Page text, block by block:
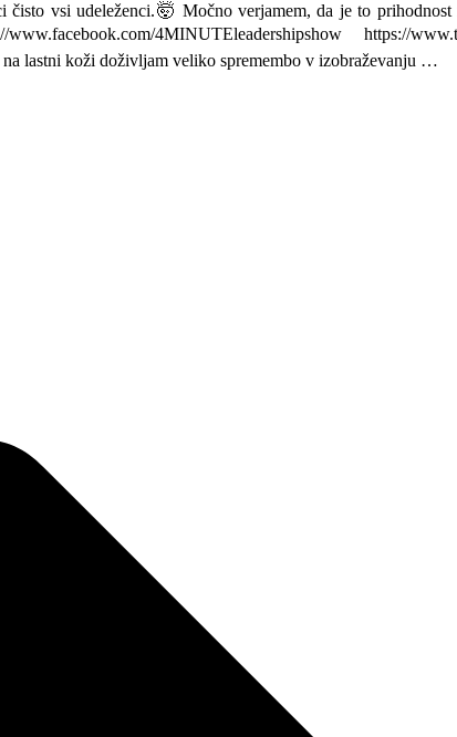
vsi udeleženci.🤯 Močno verjamem, da je to prihodnost
4MINUTEleadershipshow https://
lastni koži doživljam veliko spremembo v izobraževanju …